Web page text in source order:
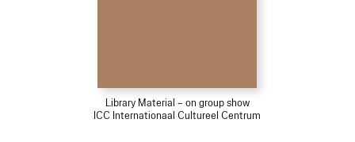
Library Material – on group show
ICC Internationaal Cultureel Centrum